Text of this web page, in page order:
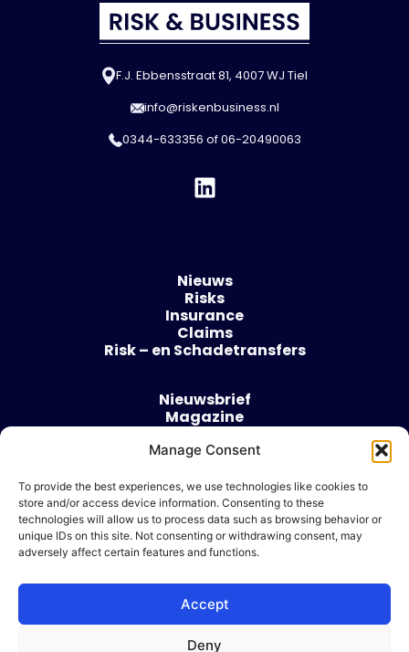
Manage Consent
To provide the best experiences, we use technologies like cookies to
store and/or access device information. Consenting to these
technologies will allow us to process data such as browsing behavior or
unique IDs on this site. Not consenting or withdrawing consent, may
adversely affect certain features and functions.
Accept
Deny
F.J. Ebbensstraat 81, 4007 WJ Tiel
info@riskenbusiness.nl
0344-633356 of06-20490063
Nieuws
Risks
Insurance
Claims
Risk – en Schadetransfers
Nieuwsbrief
Magazine
Over
Algemene voorwaarden
Cookie beleid
Ik wil adverteren